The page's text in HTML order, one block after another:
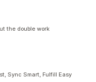
the double work
Sync Smart, Fulfill Easy